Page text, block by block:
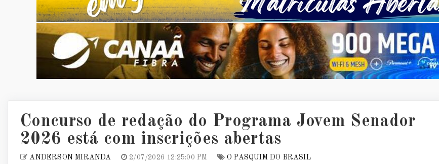
Concurso de redação do Programa Jovem Senador
2026 está com inscrições abertas
ANDERSON MIRANDA 2/07/2026 12:25:00 PM O PASQUIM DO BRASIL